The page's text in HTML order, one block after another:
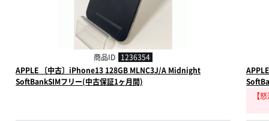
商品ID 1236354
APPLE 〔中古〕iPhone13 128GB MLNC3J/A Midnight
SoftBankSIMフリー(中古保証1ヶ月間)
【